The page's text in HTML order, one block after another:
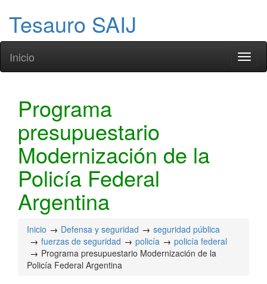
Tesauro SAIJ
Inicio
Programa
presupuestario
Modernización de la
Policía Federal
Argentina
Inicio Defensa y seguridad
seguridad pública
fuerzas de seguridad
policía
policía federal
Programa presupuestario Modernización de la
Policía Federal Argentina